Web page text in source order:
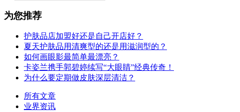
为您推荐
护肤品店加盟好还是自己开店好？
夏天护肤品用清爽型的还是用滋润型的？
如何画眼影最简单最漂亮？
卡姿兰携手郭碧婷续写“大眼睛”经典传奇！
为什么要定期做皮肤深层清洁？
所有文章
业界资讯